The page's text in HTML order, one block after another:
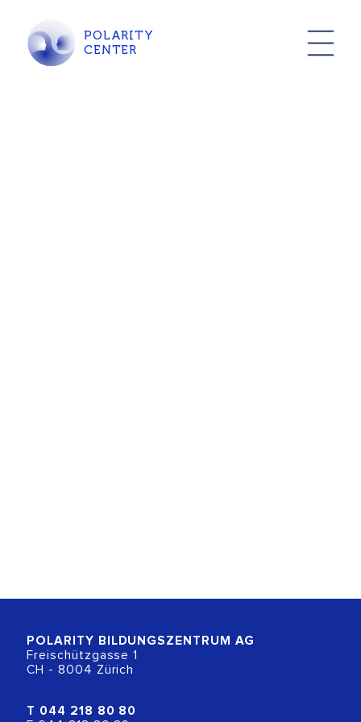
POLARITY
CENTER
POLARITY BILDUNGSZENTRUM AG
Freischützgasse 1
CH - 8004 Zürich
T 044 218 80 80